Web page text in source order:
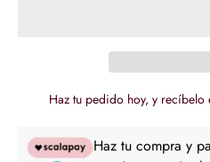
Haz tu pedido hoy, y
Haz tu compra y